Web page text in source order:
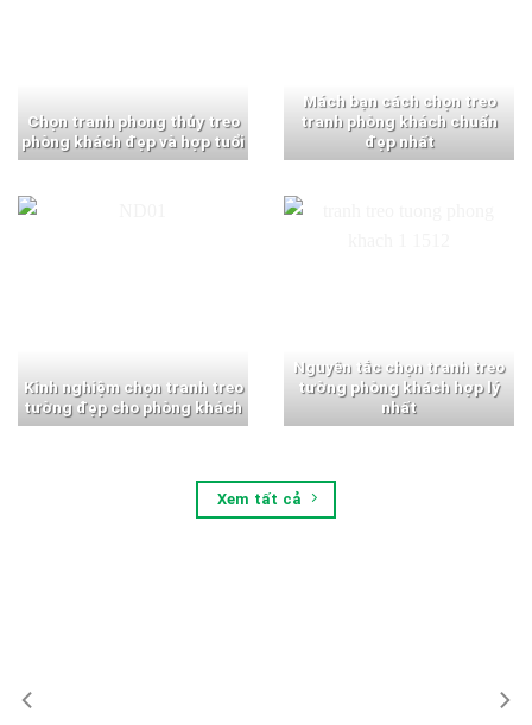
Chọn tranh phong thủy treo
phòng khách đẹp và hợp tuổi
Mách bạn cách chọn treo
tranh phòng khách chuẩn
đẹp nhất
Kinh nghiệm chọn tranh treo
tường đẹp cho phòng khách
Nguyên tắc chọn tranh treo
tường phòng khách hợp lý
nhất
Xem tất cả